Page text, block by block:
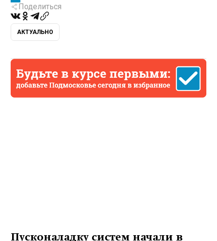
Поделиться
АКТУАЛЬНО
Пусконаладку систем начали в